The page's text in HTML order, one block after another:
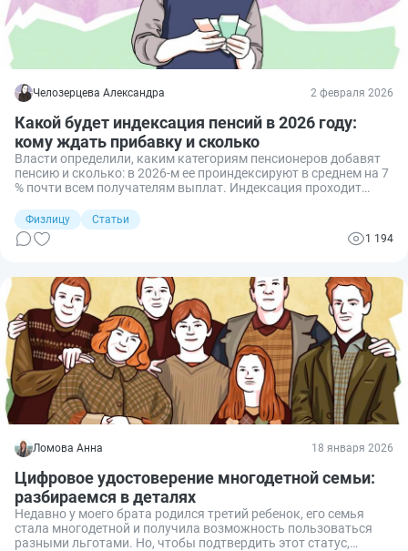
Челозерцева Александра 2 февраля 2026
Какой будет индексация пенсий в 2026 году:
кому ждать прибавку и сколько
Власти определили, каким категориям пенсионеров добавят
пенсию и сколько: в 2026-м ее проиндексируют в среднем на 7
% почти всем получателям выплат. Индексация проходит
выплаты.
Физлицу
Статьи
1 194
Ломова Анна 18 января 2026
Цифровое удостоверение многодетной семьи:
разбираемся в деталях
Недавно у моего брата родился третий ребенок, его семья
стала многодетной и получила возможность пользоваться
разными льготами. Но, чтобы подтвердить этот статус,